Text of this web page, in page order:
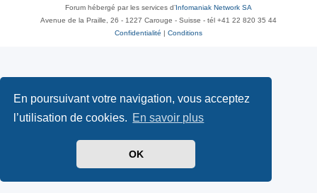
En poursuivant votre navigation, vous acceptez
l’utilisation de cookies. En savoir plus
OK
Forum hébergé par les services d’ Infomaniak Network SA
Avenue de la Praille, 26 - 1227 Carouge - Suisse - tél +41 22 820 35 44
Confidentialité
Conditions